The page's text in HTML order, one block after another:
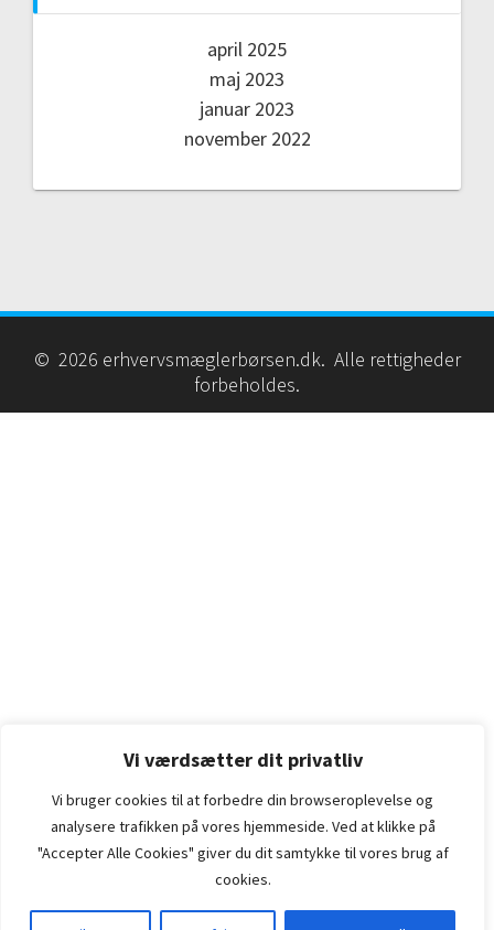
Vi værdsætter dit privatliv
Vi bruger cookies til at forbedre din browseroplevelse og
analysere trafikken på vores hjemmeside. Ved at klikke på
"Accepter Alle Cookies" giver du dit samtykke til vores brug af
cookies.
april 2025
maj 2023
januar 2023
november 2022
© 2026 erhvervsmæglerbørsen.dk. Alle rettigheder
forbeholdes.